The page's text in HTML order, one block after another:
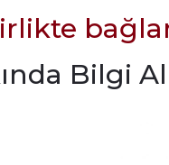
Bilgi